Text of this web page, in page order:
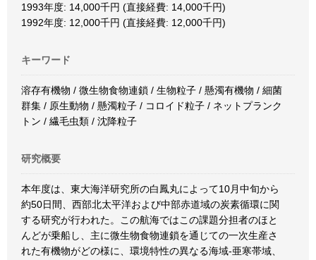
1993年度: 14,000千円 (直接経費: 14,000千円)
1992年度: 12,000千円 (直接経費: 12,000千円)
キーワード
溶存有機物 / 微生物食物連鎖 / 生物粒子 / 懸濁有機物 / 細菌
群集 / 原生動物 / 懸濁粒子 / コロイド粒子 / ネットプランク
トン / 繊毛虫類 / 沈降粒子
研究概要
本年度は、東大海洋研究所の白鳳丸によって10月中旬から
約50日間、西部北太平洋および中部赤道域の炭素循環に関
する研究が行われた。この航海ではこの課題分担者のほと
んどが乗船し、主に微生物食物連鎖を通じての一次生産さ
れた有機物がどの様に、環境特性の異なる海域-亜寒帯域、